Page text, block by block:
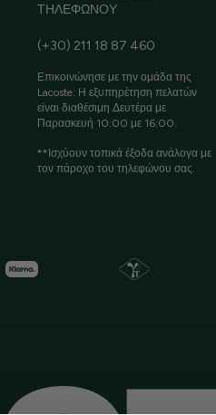
ΤΗΛΕΦΩΝΟΥ
(+30) 211 18 87 460
Επικοινώνησε με την ομάδα της
Lacoste: Η εξυπηρέτηση πελατών
είναι διαθέσιμη Δευτέρα με
Παρασκευή 10:00 με 16:00.
**Ισχύουν τοπικά έξοδα ανάλογα με
τον πάροχο του τηλεφώνου σας.